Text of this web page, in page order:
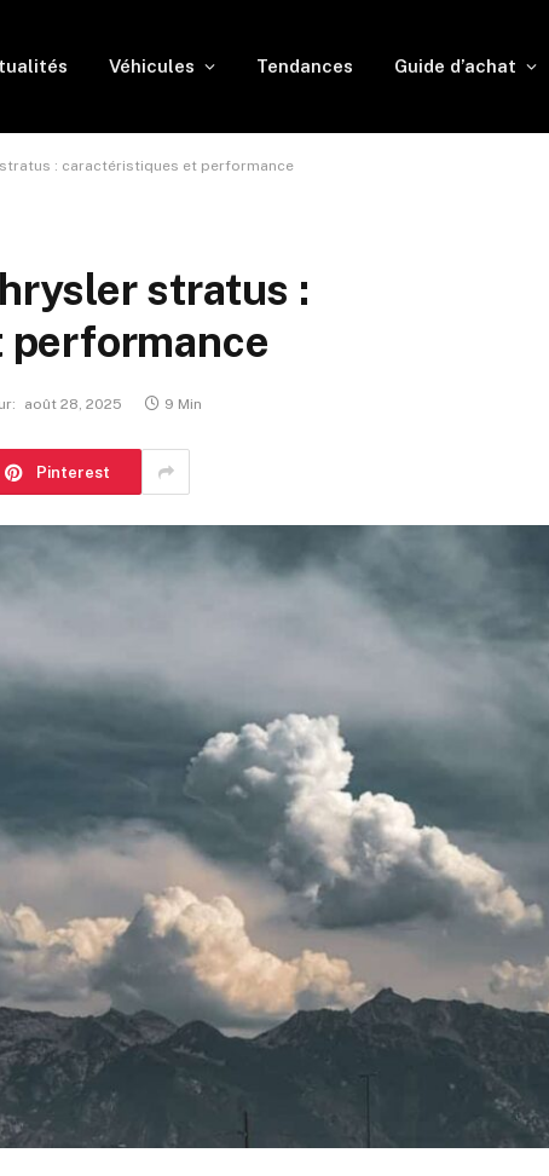
Véhicules Tendances Guide d’achat
: caractéristiques et performance
stratus :
août 28, 2025 9 Min
Pinterest